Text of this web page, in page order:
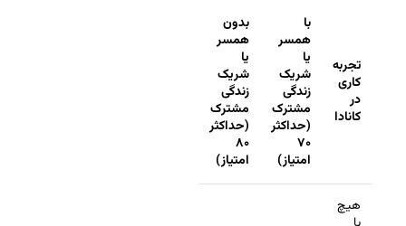
تجربه
کاری
در
کانادا
با
همسر
یا
شریک
زندگی
مشترک
(حداکثر
۷۰
امتیاز)
بدون
همسر
یا
شریک
زندگی
مشترک
(حداکثر
۸۰
امتیاز)
هیچ